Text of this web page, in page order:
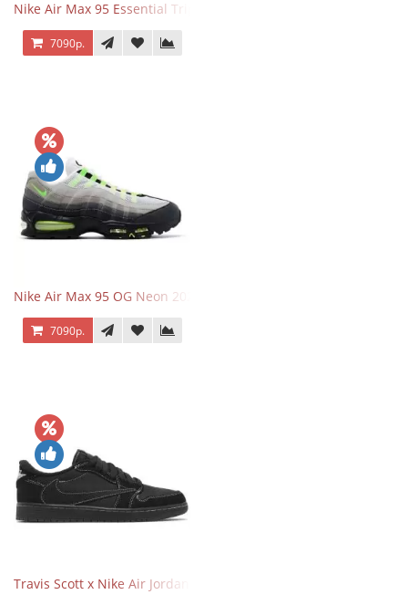
Nike Air Max 95 Essential Triple Black
7090р.
Nike Air Max 95 OG Neon 2025
7090р.
Travis Scott x Nike Air Jordan 1 Retro Low OG SP Black Phantom